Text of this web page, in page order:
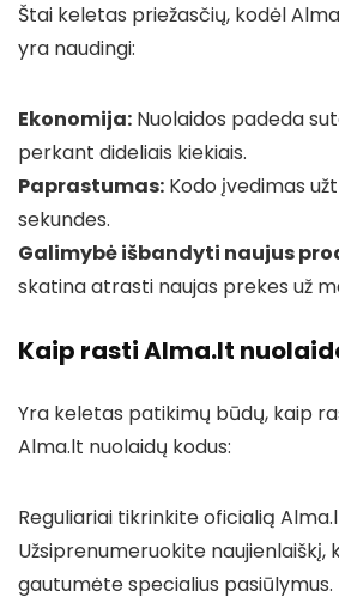
Štai keletas priežasčių, kodėl
yra naudingi:
Ekonomija: Nuolaidos padeda
perkant dideliais kiekiais.
Paprastumas: Kodo įvedimas
sekundes.
Galimybė išbandyti naujus
skatina atrasti naujas prekes už
Kaip rasti Alma.lt
Yra keletas patikimų būdų, kaip
Alma.lt nuolaidų kodus:
Reguliariai tikrinkite oficialią
Užsiprenumeruokite naujienlaiškį,
gautumėte specialius pasiūlymus.